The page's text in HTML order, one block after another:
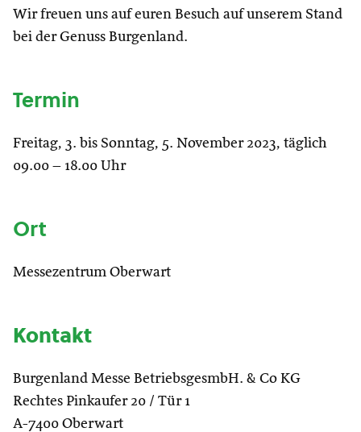
Wir freuen uns auf euren Besuch auf unserem Stand
bei der Genuss Burgenland.
Termin
Freitag, 3. bis Sonntag, 5. November 2023, täglich
09.00 – 18.00 Uhr
Ort
Messezentrum Oberwart
Kontakt
Burgenland Messe BetriebsgesmbH. & Co KG
Rechtes Pinkaufer 20 / Tür 1
A-7400 Oberwart